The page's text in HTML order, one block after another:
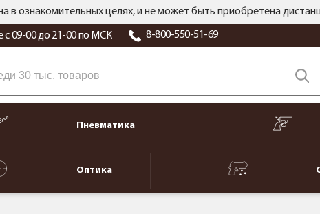
в ознакомительных целях, и не может быть приобретена
с 09-00 до 21-00 по МСК 8-800-550-51-69
Пневматика
Оптика